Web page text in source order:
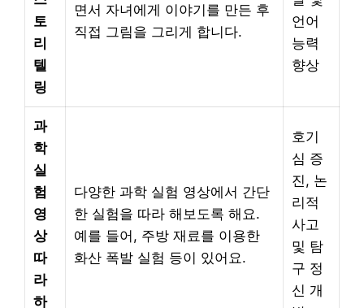
토
리
텔
링
면서 자녀에게 이야기를 만든 후
직접 그림을 그리게 합니다.
언어
능력
향상
과
학
실
험
영
상
따
라
하
다양한 과학 실험 영상에서 간단
한 실험을 따라 해보도록 해요.
예를 들어, 주방 재료를 이용한
화산 폭발 실험 등이 있어요.
호기
심 증
진, 논
리적
사고
및 탐
구 정
신 개